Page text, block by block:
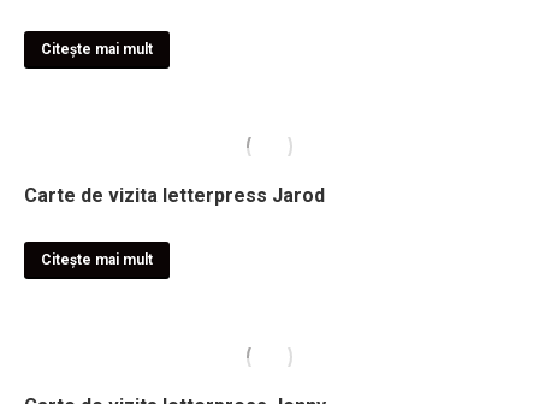
Citește mai mult
Carte de vizita letterpress Jarod
Citește mai mult